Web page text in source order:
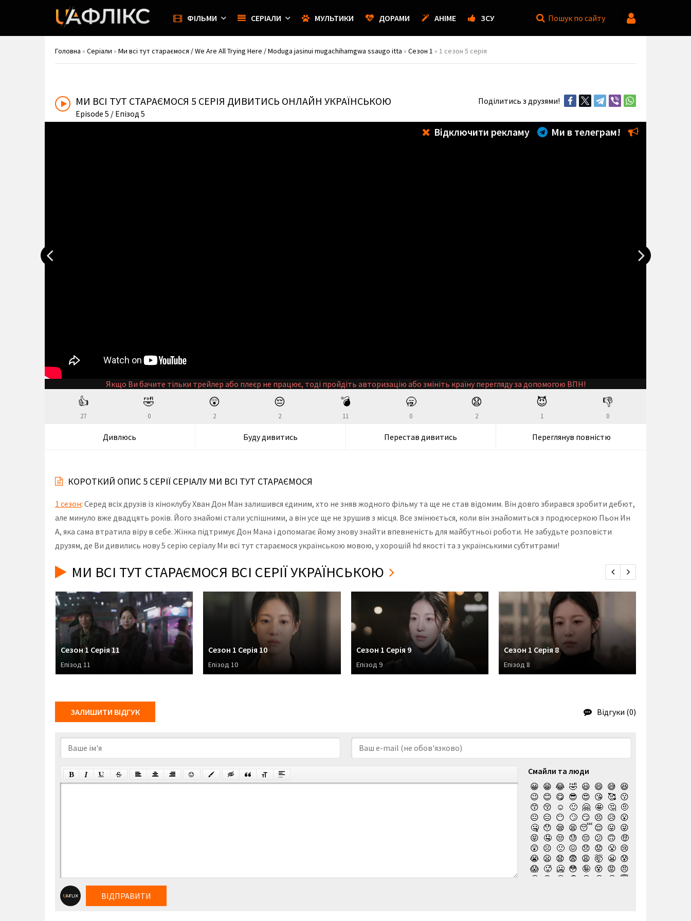
ФІЛЬМИ СЕРІАЛИ МУЛЬТИКИ ДОРАМИ АНІМЕ ЗСУ Пошук по сайту
Головна » Серіали » Ми всі тут стараємося / We Are All Trying Here / Moduga jasinui mugachihamgwa ssaugo itta » Сезон 1 » 1 сезон 5 серія
Поділитись з друзями!
МИ ВСІ ТУТ СТАРАЄМОСЯ 5 СЕРІЯ ДИВИТИСЬ ОНЛАЙН УКРАЇНСЬКОЮ
Episode 5 / Епізод 5
Відключити рекламу Ми в телеграм!
Якщо Ви бачите тільки трейлер або плеєр не працює, тоді пройдіть авторизацію або змініть країну перегляду за допомогою ВПН!
👍
27
🤣
0
😲
2
😔
2
💣
11
🥱
0
😧
2
😈
1
👎
0
Дивлюсь Буду дивитись Перестав дивитись Переглянув повністю
КОРОТКИЙ ОПИС 5 СЕРІЇ СЕРІАЛУ МИ ВСІ ТУТ СТАРАЄМОСЯ
1 сезон: Серед всіх друзів із кіноклубу Хван Дон Ман залишився єдиним, хто не зняв жодного фільму та ще не став відомим. Він довго збирався зробити дебют,
але минуло вже двадцять років. Його знайомі стали успішними, а він усе ще не зрушив з місця. Все змінюється, коли він знайомиться з продюсеркою Пьон Ин
А, яка сама втратила віру в себе. Жінка підтримує Дон Мана і допомагає йому знову знайти впевненість для майбутньої роботи. Не забудьте розповісти
друзям, де Ви дивились нову 5 серію серіалу Ми всі тут стараємося українською мовою, у хорошій hd якості та з українськими субтитрами!
МИ ВСІ ТУТ СТАРАЄМОСЯ ВСІ СЕРІЇ УКРАЇНСЬКОЮ
Сезон 1 Серія 11
Епізод 11
Сезон 1 Серія 10
Епізод 10
Сезон 1 Серія 9
Епізод 9
Сезон 1 Серія 8
Епізод 8
ЗАЛИШИТИ ВІДГУК Відгуки (0)
Смайли та люди
😀 😁 😂 🤣 😃 😄 😅 😆
😉 😊 😋 😎 😍 😘 🥰 😗
😙 😚 ☺️ 🙂 🤗 🤩 🤔 🤨
😐 😑 😶 🙄 😏 😣 😥 😮
🤐 😯 😪 😫 😴 😌 😛 😜
😝 🤤 😒 😓 😔 😕 🙃 🤑
😲 ☹️ 🙁 😖 😞 😟 😤 😢
😭 😦 😧 😨 😩 🤯 😬 😰
😱 🥵 🥶 😳 🤪 😵 😡 😠
🤬
😷 🤒 🤕 🤢 🤮 🤧 😇
ВІДПРАВИТИ